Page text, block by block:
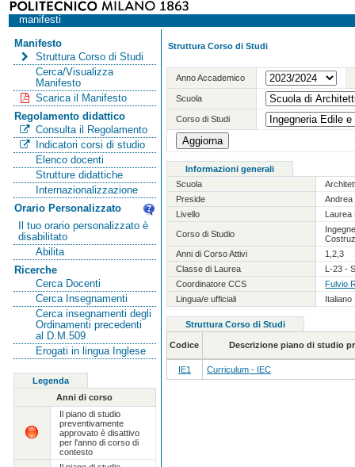
manifesti
Manifesto
Struttura Corso di Studi
Cerca/Visualizza
Manifesto
Scarica il Manifesto
Regolamento didattico
Consulta il Regolamento
Indicatori corsi di studio
Elenco docenti
Strutture didattiche
Internazionalizzazione
Orario Personalizzato
Il tuo orario personalizzato è
disabilitato
Abilita
Ricerche
Cerca Docenti
Cerca Insegnamenti
Cerca insegnamenti degli
Ordinamenti precedenti
al D.M.509
Erogati in lingua Inglese
Legenda
Anni di corso
Il piano di studio
preventivamente
approvato è disattivo
per l'anno di corso di
contesto
Struttura Corso di Studi
Anno Accademico
Scuola
Corso di Studi
Informazioni generali
Scuola
Preside
Andrea
Livello
Laurea
Corso di Studio
Anni di Corso Attivi
1,2,3
Classe di Laurea
L-23 -
Coordinatore CCS
Fulvio
Lingua/e ufficiali
Italiano
Struttura Corso di Studi
Codice Descrizione piano di studio
IE1 Curriculum - IEC